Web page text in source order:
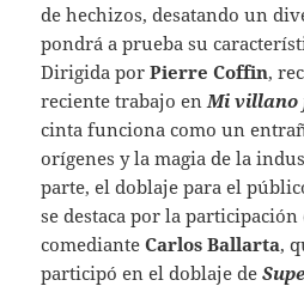
de hechizos, desatando un
pondrá a prueba su
Dirigida porPierre Coffin,
reciente trabajo en Mi villano
cinta funciona como un
orígenes y la magia de la
parte, el doblaje para el
se destaca por la participación
comedianteCarlos Ballarta,
participó en el doblaje de